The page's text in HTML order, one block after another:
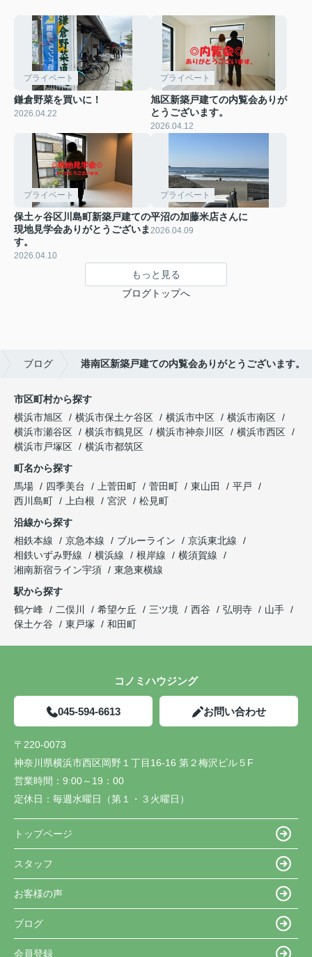
プライベート
鎌倉野菜を買いに！
2026.04.22
プライベート
旭区新築戸建ての内覧会ありが
とうございます。
2026.04.12
プライベート
保土ヶ谷区川島町新築戸建ての
現地見学会ありがとうございま
す。
2026.04.10
プライベート
平沼の加藤米店さんに
2026.04.09
もっと見る
ブログトップへ
ブログ 港南区新築戸建ての内覧会ありがとうございます。
市区町村から探す
横浜市旭区
横浜市保土ケ谷区 横浜市中区
横浜市南区
横浜市瀬谷区
横浜市鶴見区 横浜市神奈川区
横浜市西区
横浜市戸塚区
横浜市都筑区
町名から探す
馬場
四季美台 上菅田町 菅田町 東山田
平戸
西川島町
上白根 宮沢
松見町
沿線から探す
相鉄本線
京急本線 ブルーライン
京浜東北線
相鉄いずみ野線
横浜線 根岸線
横須賀線
湘南新宿ライン宇須
東急東横線
駅から探す
鶴ケ峰
二俣川 希望ケ丘 三ツ境 西谷 弘明寺
山手
保土ケ谷
東戸塚 和田町
コノミハウジング
045-594-6613 お問い合わせ
〒220-0073
神奈川県横浜市西区岡野１丁目16-16 第２梅沢ビル５F
営業時間： 9:00～19：00
定休日： 毎週水曜日（第１・３火曜日）
トップページ
スタッフ
お客様の声
ブログ
会員登録